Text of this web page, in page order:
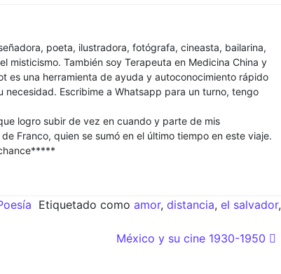
poeta, ilustradora, fotógrafa, cineasta, bailarina,
misticismo. También soy Terapeuta en Medicina China y
es una herramienta de ayuda y autoconocimiento rápido
necesidad. Escribime a Whatsapp para un turno, tengo
logro subir de vez en cuando y parte de mis
Franco, quien se sumó en el último tiempo en este viaje.
Etiquetado como amor, distancia, el salvador,
México y su cine 1930-1950